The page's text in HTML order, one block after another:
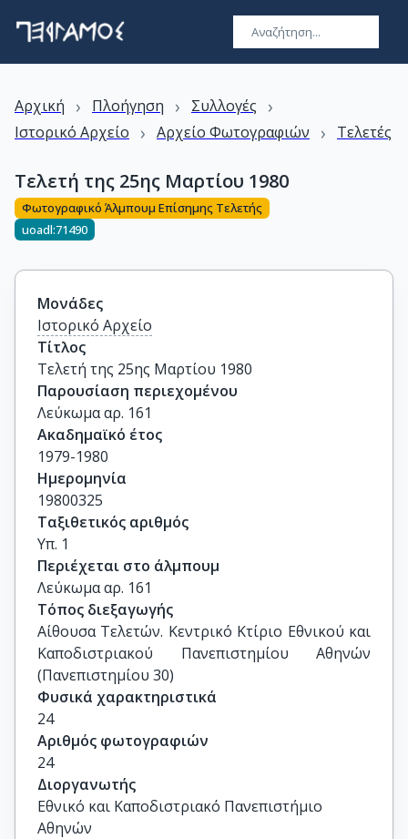
Αρχική › Πλοήγηση › Συλλογές ›
Ιστορικό Αρχείο › Αρχείο Φωτογραφιών › Τελετές
Τελετή της 25ης Μαρτίου 1980
Φωτογραφικό Άλμπουμ Επίσημης Τελετής
uoadl:71490
Μονάδες
Ιστορικό Αρχείο
Τίτλος
Τελετή της 25ης Μαρτίου 1980
Παρουσίαση περιεχομένου
Λεύκωμα αρ. 161
Ακαδημαϊκό έτος
1979-1980
Ημερομηνία
19800325
Ταξιθετικός αριθμός
Υπ. 1
Περιέχεται στο άλμπουμ
Λεύκωμα αρ. 161
Τόπος διεξαγωγής
Αίθουσα Τελετών. Κεντρικό Κτίριο Εθνικού και
Καποδιστριακού Πανεπιστημίου Αθηνών
(Πανεπιστημίου 30)
Φυσικά χαρακτηριστικά
24
Αριθμός φωτογραφιών
24
Διοργανωτής
Εθνικό και Καποδιστριακό Πανεπιστήμιο
Αθηνών